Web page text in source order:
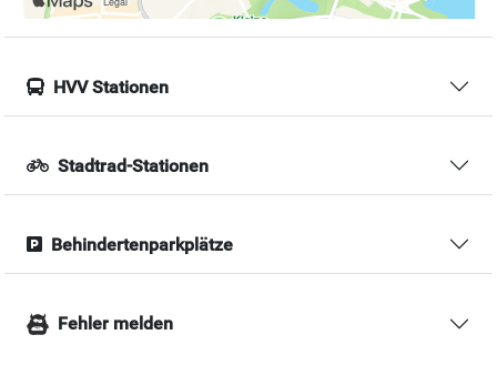
HVV Stationen
Stadtrad-Stationen
Behindertenparkplätze
Fehler melden